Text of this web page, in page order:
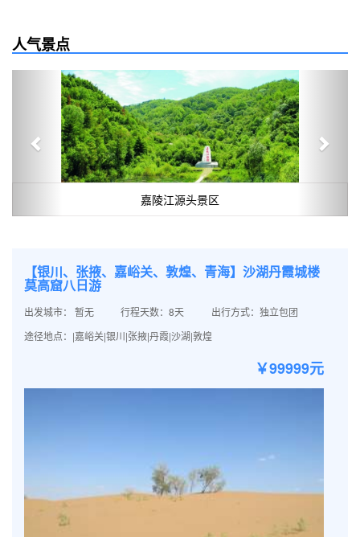
人气景点
嘉陵江源头景区
Previous
【银川、张掖、嘉峪关、敦煌、青海】沙湖丹霞城楼
莫高窟八日游
出发城市： 暂无 行程天数：8天
出行方式：独立包团
途径地点：|嘉峪关|银川|张掖|丹霞|沙湖|敦煌
￥99999元